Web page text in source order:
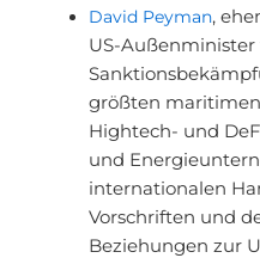
David Peyman,
US-
größten
Hightech- und
und
internationalen
Vorschriften und
Beziehungen zur